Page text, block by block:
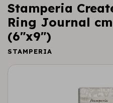
Stamperia
Ring Journal cm
(6"x9")
STAMPERIA